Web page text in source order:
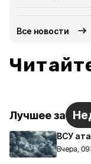
Все новости
Лучшее за
ВСУ
Вчера,